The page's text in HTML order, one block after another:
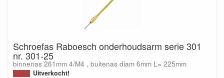
Schroefas Raboesch onderhoudsarm serie 301
nr. 301-25
binnenas 261mm 4/M4 , buitenas diam 6mm L= 225mm
Uitverkocht!